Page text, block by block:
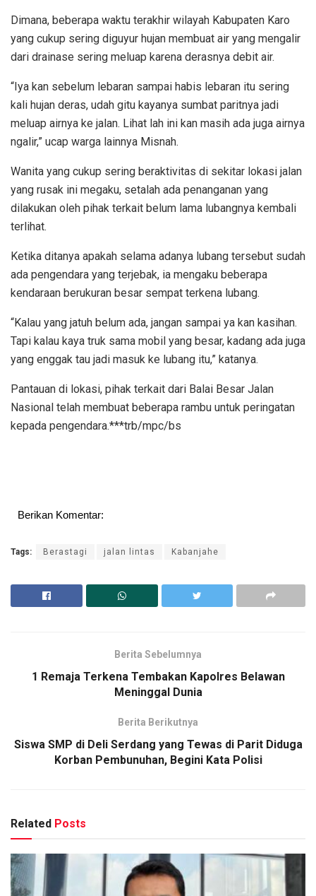
Dimana, beberapa waktu terakhir wilayah Kabupaten Karo
yang cukup sering diguyur hujan membuat air yang mengalir
dari drainase sering meluap karena derasnya debit air.
“Iya kan sebelum lebaran sampai habis lebaran itu sering
kali hujan deras, udah gitu kayanya sumbat paritnya jadi
meluap airnya ke jalan. Lihat lah ini kan masih ada juga airnya
ngalir,” ucap warga lainnya Misnah.
Wanita yang cukup sering beraktivitas di sekitar lokasi jalan
yang rusak ini megaku, setalah ada penanganan yang
dilakukan oleh pihak terkait belum lama lubangnya kembali
terlihat.
Ketika ditanya apakah selama adanya lubang tersebut sudah
ada pengendara yang terjebak, ia mengaku beberapa
kendaraan berukuran besar sempat terkena lubang.
“Kalau yang jatuh belum ada, jangan sampai ya kan kasihan.
Tapi kalau kaya truk sama mobil yang besar, kadang ada juga
yang enggak tau jadi masuk ke lubang itu,” katanya.
Pantauan di lokasi, pihak terkait dari Balai Besar Jalan
Nasional telah membuat beberapa rambu untuk peringatan
kepada pengendara.***trb/mpc/bs
Berikan Komentar:
Tags: Berastagi jalan lintas Kabanjahe
Berita Sebelumnya
1 Remaja Terkena Tembakan Kapolres Belawan
Meninggal Dunia
Berita Berikutnya
Siswa SMP di Deli Serdang yang Tewas di Parit Diduga
Korban Pembunuhan, Begini Kata Polisi
Related Posts